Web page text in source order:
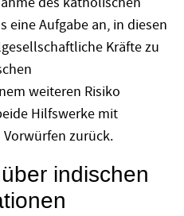
eine Aufgabe an, in diesen
Kräfte zu
weiteren Risiko
Hilfswerke mit
zurück.
indischen